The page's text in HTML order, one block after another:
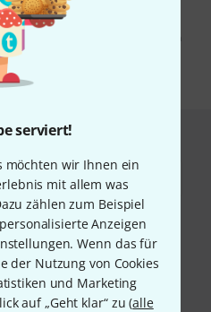
serviert!
möchten wir Ihnen ein
mit allem was
zählen zum Beispiel
Anzeigen
Wenn das für
der Nutzung von Cookies
und Marketing
auf „Geht klar“ zu (alle
Sie dem Erhalt von E-Mail-
E-Mail-Nutzungsverhaltens zu. Die
Informationen finden Sie in
sicher per Nachnahme,
Klarna Sofort bezahlen